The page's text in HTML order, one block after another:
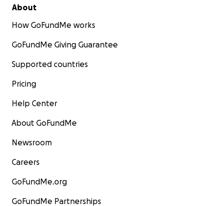
About
How GoFundMe works
GoFundMe Giving Guarantee
Supported countries
Pricing
Help Center
About GoFundMe
Newsroom
Careers
GoFundMe.org
GoFundMe Partnerships